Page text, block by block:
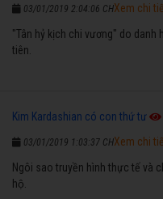
03/01/2019 2:04:06 CH
"Tân hỷ kịch chi vương" do danh
tiên.
Xem chi
Kim Kardashian có con thứ tư
03/01/2019 1:03:37 CH
Ngôi sao truyền hình thực tế và
hộ.
Xem chi